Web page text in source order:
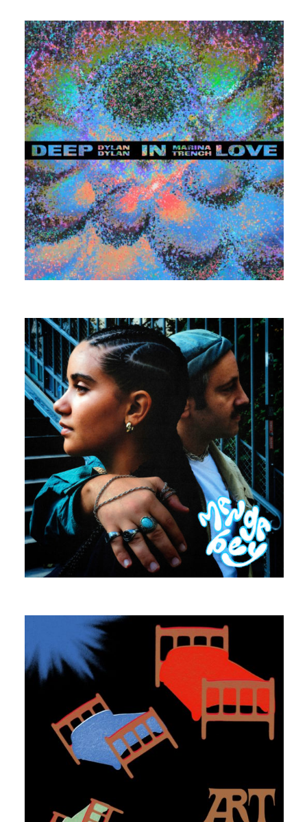
DEEP IN LOVE
MARINA TRENCH
SIX FIGURES CHECK FEAT. TORA
MEISHI
MANGABEY
QUANTUM CEVICHE